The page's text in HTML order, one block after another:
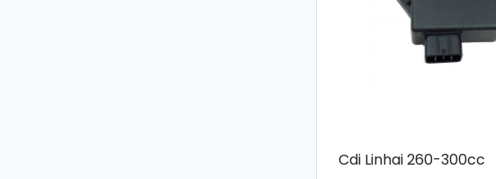
Cdi Linhai 260-300cc